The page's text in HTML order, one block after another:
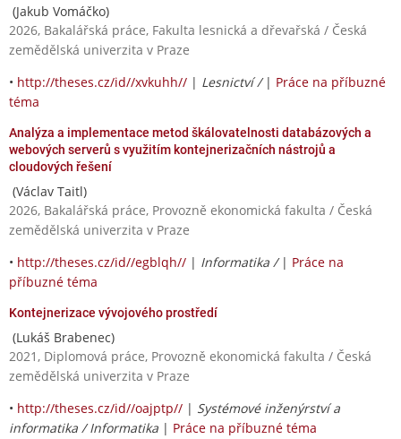
(Jakub Vomáčko)
2026, Bakalářská práce, Fakulta lesnická a dřevařská / Česká
zemědělská univerzita v Praze
• http://theses.cz/id//xvkuhh// | Lesnictví / | Práce na příbuzné
téma
Analýza a implementace metod škálovatelnosti databázových a
webových serverů s využitím kontejnerizačních nástrojů a
cloudových řešení
(Václav Taitl)
2026, Bakalářská práce, Provozně ekonomická fakulta / Česká
zemědělská univerzita v Praze
• http://theses.cz/id//egblqh// | Informatika / | Práce na
příbuzné téma
Kontejnerizace vývojového prostředí
(Lukáš Brabenec)
2021, Diplomová práce, Provozně ekonomická fakulta / Česká
zemědělská univerzita v Praze
• http://theses.cz/id//oajptp// | Systémové inženýrství a
informatika / Informatika | Práce na příbuzné téma